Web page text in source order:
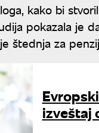
kako bi
pokazala je
štednja za
izveštaj